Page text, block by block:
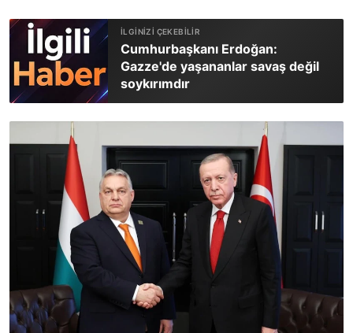
Cumhurbaşkanı Erdoğan:
Gazze'de yaşananlar savaş değil
soykırımdır